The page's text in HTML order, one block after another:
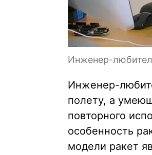
Инженер-
Инженер-
полету, а
повторного
особенность
модели ракет